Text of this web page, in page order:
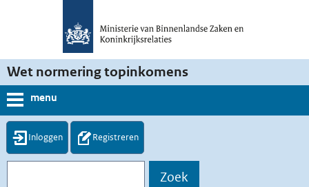
Wet normering topinkomens
menu
Inloggen Registreren